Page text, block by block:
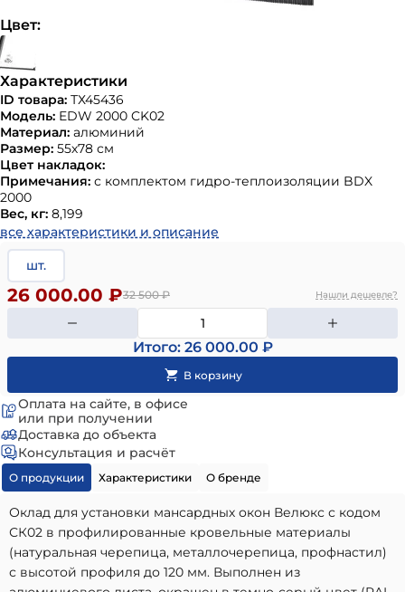
Цвет:
Характеристики
ID товара: ТХ45436
Модель: EDW 2000 CK02
Материал: алюминий
Размер: 55х78 см
Цвет накладок:
Примечания: с комплектом гидро-теплоизоляции BDX
2000
Вес, кг: 8,199
все характеристики и описание
шт.
32 500₽
26 000.00 ₽ Нашли дешевле?
Итого: 26 000.00 ₽
Оплата на сайте, в офисе
или при получении
Доставка до объекта
Консультация и расчёт
О продукции Характеристики О бренде
Оклад для установки мансардных окон Велюкс с кодом
СК02 в профилированные кровельные материалы
(натуральная черепица, металлочерепица, профнастил)
с высотой профиля до 120 мм. Выполнен из